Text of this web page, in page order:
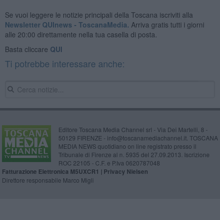
Se vuoi leggere le notizie principali della Toscana iscriviti alla
Newsletter QUInews - ToscanaMedia. Arriva gratis tutti i giorni
alle 20:00 direttamente nella tua casella di posta.
Basta cliccare QUI
Ti potrebbe interessare anche:
Editore Toscana Media Channel srl - Via Dei Martelli, 8 -
50129 FIRENZE - info@toscanamediachannel.it. TOSCANA
MEDIA NEWS quotidiano on line registrato presso il
Tribunale di Firenze al n. 5935 del 27.09.2013. Iscrizione
ROC 22105 - C.F. e P.Iva 0620787048
Fatturazione Elettronica M5UXCR1 | Privacy Nielsen
Direttore responsabile Marco Migli